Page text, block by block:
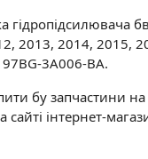
гідропідсилювача
2013, 2014, 2015,
3A006-BA.
бу запчастини
сайті інтернет-